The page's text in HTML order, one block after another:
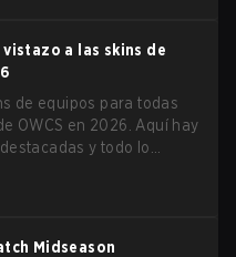
a las skins de
de equipos para todas
OWCS en 2026. Aquí hay
y todo lo
Midseason